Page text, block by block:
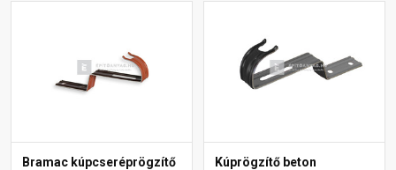
Bramac kúpcseréprögzítő
Kúprögzítő beton